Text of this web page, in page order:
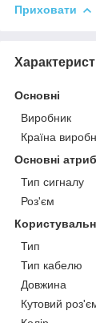
Приховати
Основні
Виробник
Країна
Основні
Тип сигналу
Роз'єм
Тип
Тип кабелю
Довжина
Кутовий